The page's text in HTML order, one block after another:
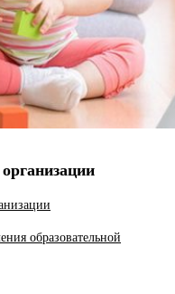
образовательной